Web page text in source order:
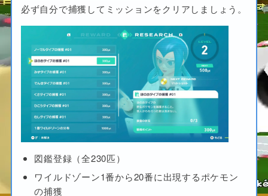
必ず自分で捕獲してミッションをクリアしましょう。
図鑑登録（全230匹）
ワイルドゾーン1番から20番に出現するポケモン
の捕獲